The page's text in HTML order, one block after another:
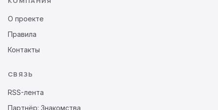
О проекте
Правила
Контакты
СВЯЗЬ
RSS-лента
Партнёр: Знакомства